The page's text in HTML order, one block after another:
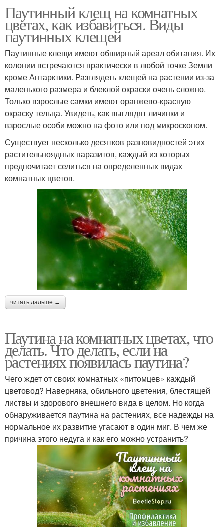
Паутинный клещ на комнатных
цветах, как избавиться. Виды
паутинных клещей
Паутинные клещи имеют обширный ареал обитания. Их
колонии встречаются практически в любой точке Земли
кроме Антарктики. Разглядеть клещей на растении из-за
маленького размера и блеклой окраски очень сложно.
Только взрослые самки имеют оранжево-красную
окраску тельца. Увидеть, как выглядят личинки и
взрослые особи можно на фото или под микроскопом.
Существует несколько десятков разновидностей этих
растительноядных паразитов, каждый из которых
предпочитает селиться на определенных видах
комнатных цветов.
читать дальше →
Паутина на комнатных цветах, что
делать. Что делать, если на
растениях появилась паутина?
Чего ждет от своих комнатных «питомцев» каждый
цветовод? Наверняка, обильного цветения, блестящей
листвы и здорового внешнего вида в целом. Но когда
обнаруживается паутина на растениях, все надежды на
нормальное их развитие угасают в один миг. В чем же
причина этого недуга и как его можно устранить?